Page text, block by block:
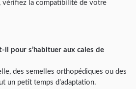
vérifiez la compatibilité de votre
pour s’habituer aux cales de
des semelles orthopédiques ou des
un petit temps d’adaptation.